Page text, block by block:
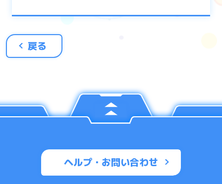
属性選択後はデッキ編成を行ってください。
選択した属性に有利な属性のユニットのみデ
ストは赤属性、使用可能ユニットは青属性と
なります。
戻る
ヘルプ・お問い合わせ